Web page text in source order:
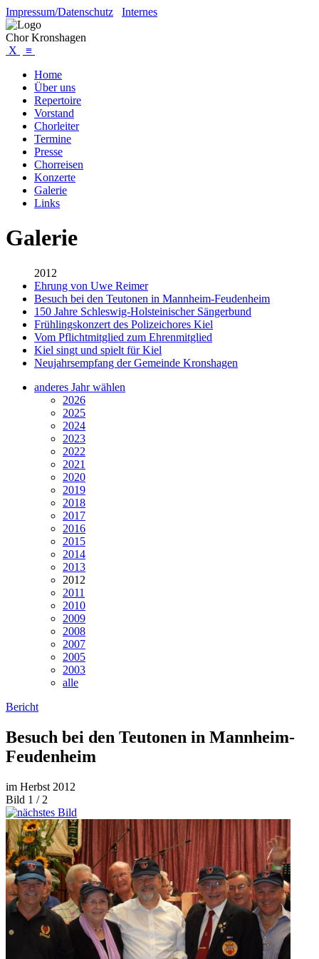
Impressum/Datenschutz Internes
Chor Kronshagen
X
≡
Home
Über uns
Repertoire
Vorstand
Chorleiter
Termine
Presse
Chorreisen
Konzerte
Galerie
Links
Galerie
2012
Ehrung von Uwe Reimer
Besuch bei den Teutonen in Mannheim-Feudenheim
150 Jahre Schleswig-Holsteinischer Sängerbund
Frühlingskonzert des Polizeichores Kiel
Vom Pflichtmitglied zum Ehrenmitglied
Kiel singt und spielt für Kiel
Neujahrsempfang der Gemeinde Kronshagen
anderes Jahr wählen
2026
2025
2024
2023
2022
2021
2020
2019
2018
2017
2016
2015
2014
2013
2012
2011
2010
2009
2008
2007
2005
2003
alle
Bericht
Besuch bei den Teutonen in Mannheim-
Feudenheim
im Herbst 2012
Bild 1 / 2